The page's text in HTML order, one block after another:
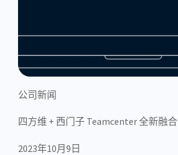
公司新闻
四方维 + 西门子 Teamcenter 全新融合
2023年10月9日